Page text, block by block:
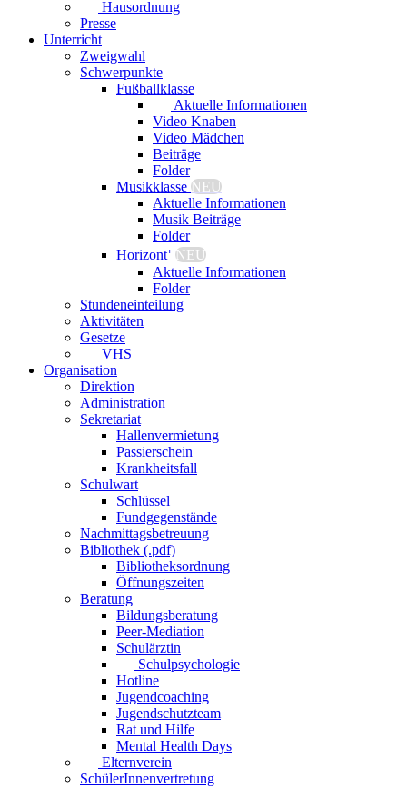
Hausordnung
Presse
Unterricht
Zweigwahl
Schwerpunkte
Fußballklasse
Aktuelle Informationen
Video Knaben
Video Mädchen
Beiträge
Folder
Musikklasse NEU
Aktuelle Informationen
Musik Beiträge
Folder
Horizont⁺ NEU
Aktuelle Informationen
Folder
Stundeneinteilung
Aktivitäten
Gesetze
VHS
Organisation
Direktion
Administration
Sekretariat
Hallenvermietung
Passierschein
Krankheitsfall
Schulwart
Schlüssel
Fundgegenstände
Nachmittagsbetreuung
Bibliothek (.pdf)
Bibliotheksordnung
Öffnungszeiten
Beratung
Bildungsberatung
Peer-Mediation
Schulärztin
Schulpsychologie
Hotline
Jugendcoaching
Jugendschutzteam
Rat und Hilfe
Mental Health Days
Elternverein
SchülerInnenvertretung